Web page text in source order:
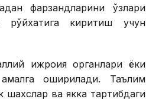
фарзандларини ўзлари
киритиш учун
ижроия органлари ёки
амалга оширилади. Таълим
шахслар ва якка тартибдаги